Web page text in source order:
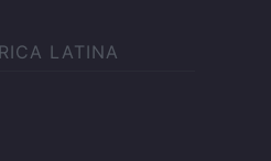
LATINA